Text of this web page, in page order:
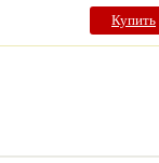
Купить